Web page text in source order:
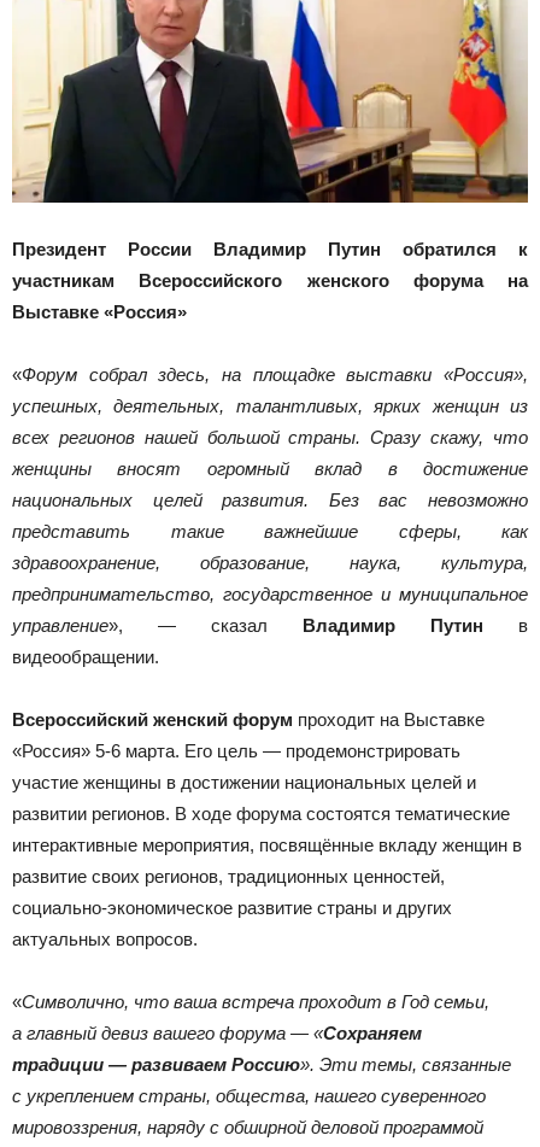
Президент России Владимир Путин обратился к
участникам Всероссийского женского форума на
Выставке «Россия»
«Форум собрал здесь, на площадке выставки «Россия»,
успешных, деятельных, талантливых, ярких женщин из
всех регионов нашей большой страны. Сразу скажу, что
женщины вносят огромный вклад в достижение
национальных целей развития. Без вас невозможно
представить такие важнейшие сферы, как
здравоохранение, образование, наука, культура,
предпринимательство, государственное и муниципальное
управление», — сказал Владимир Путин в
видеообращении.
Всероссийский женский форум проходит на Выставке
«Россия» 5-6 марта. Его цель — продемонстрировать
участие женщины в достижении национальных целей и
развитии регионов. В ходе форума состоятся тематические
интерактивные мероприятия, посвящённые вкладу женщин в
развитие своих регионов, традиционных ценностей,
социально-экономическое развитие страны и других
актуальных вопросов.
«Символично, что ваша встреча проходит в Год семьи,
а главный девиз вашего форума — «Сохраняем
традиции — развиваем Россию». Эти темы, связанные
с укреплением страны, общества, нашего суверенного
мировоззрения, наряду с обширной деловой программой